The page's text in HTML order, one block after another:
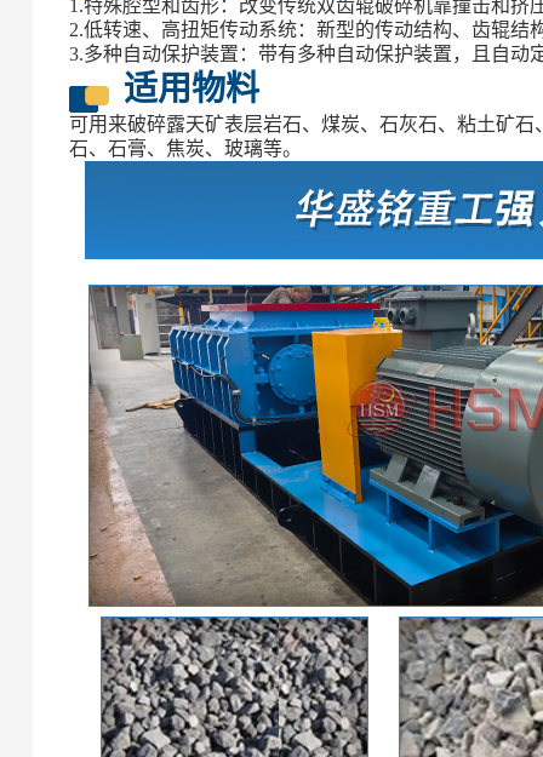
1.特殊腔型和齿形：改变传统双齿辊破碎机靠撞击和
2.低转速、高扭矩传动系统：新型的传动结构、齿辊
3.多种自动保护装置：带有多种自动保护装置，且自动
适用物料
可用来破碎露天矿表层岩石、煤炭、石灰石、粘土矿
石、石膏、焦炭、玻璃等。